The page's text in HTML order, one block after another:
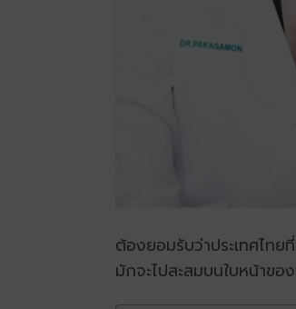
ต้องยอมรับว่าประเทศไท
มักจะไปสะสมบนใบหน้าขอ